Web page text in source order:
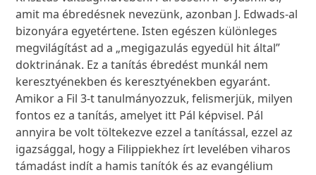
amit ma ébredésnek nevezünk, azonban J. Edwads-al
bizonyára egyetértene. Isten egészen különleges
megvilágítást ad a „megigazulás egyedül hit által”
doktrinának. Ez a tanítás ébredést munkál nem
keresztyénekben és keresztyénekben egyaránt.
Amikor a Fil 3-t tanulmányozzuk, felismerjük, milyen
fontos ez a tanítás, amelyet itt Pál képvisel. Pál
annyira be volt töltekezve ezzel a tanítással, ezzel az
igazsággal, hogy a Filippiekhez írt levelében viharos
támadást indít a hamis tanítók és az evangélium